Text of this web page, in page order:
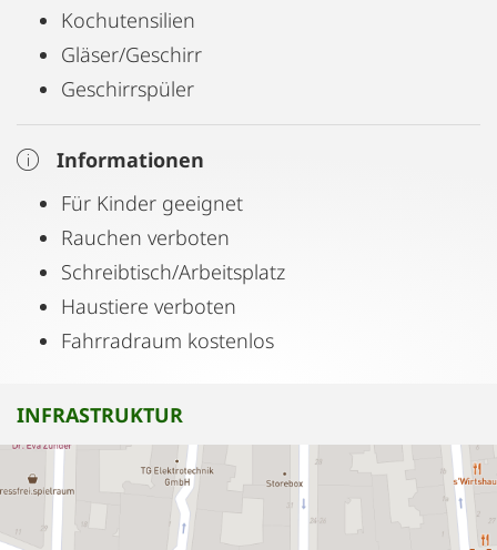
Kochutensilien
Gläser/Geschirr
Geschirrspüler
Informationen
Für Kinder geeignet
Rauchen verboten
Schreibtisch/Arbeitsplatz
Haustiere verboten
Fahrradraum kostenlos
INFRASTRUKTUR